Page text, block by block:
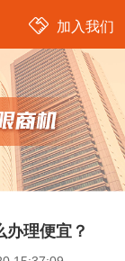
加入我们
理便宜？